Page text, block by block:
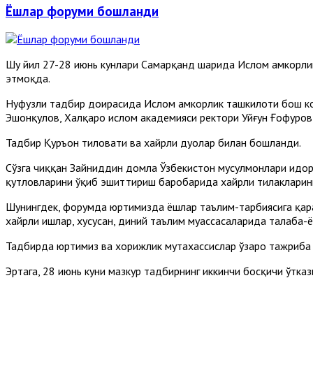
Ёшлар форуми бошланди
Шу йил 27-28 июнь кунлари Самарқанд шаҳрида Ислом
этмоқда.
Нуфузли тадбир доирасида Ислом ҳамкорлик ташкилоти бош
Эшонқулов, Халқаро ислом академияси ректори Уйғун
Тадбир Қуръон тиловати ва хайрли дуолар билан бошланди.
Сўзга чиққан Зайниддин домла Ўзбекистон мусулмонлари
қутловларини ўқиб эшиттириш баробарида хайрли
Шунингдек, форумда юртимизда ёшлар таълим-тарбиясига
хайрли ишлар, хусусан, диний таълим муассасаларида
Тадбирда юртимиз ва хорижлик мутахассислар ўзаро
Эртага, 28 июнь куни мазкур тадбирнинг иккинчи босқичи